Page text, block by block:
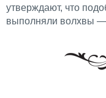
утверждают, что
выполняли волхвы